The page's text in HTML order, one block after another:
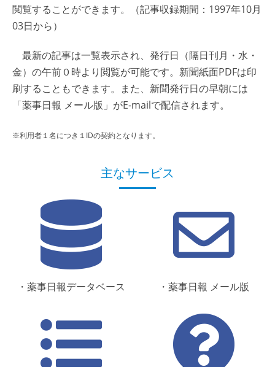
閲覧することができます。（記事収録期間：1997年10月
03日から）
最新の記事は一覧表示され、発行日（隔日刊月・水・
金）の午前０時より閲覧が可能です。新聞紙面PDFは印
刷することもできます。また、新聞発行日の早朝には
「薬事日報 メール版」がE-mailで配信されます。
※利用者１名につき１IDの契約となります。
主なサービス
・薬事日報データベース ・薬事日報 メール版